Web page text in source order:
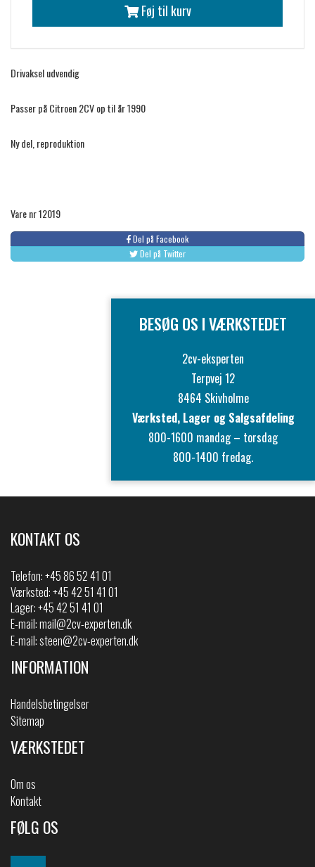
Føj til kurv
Drivaksel udvendig
Passer på Citroen 2CV op til år 1990
Ny del, reproduktion
Vare nr 12019
Del på Facebook
Del på Twitter
BESØG OS I VÆRKSTEDET
2cv-eksperten
Terpvej 12
8464 Skivholme
Værksted, Lager og Salgsafdeling
800-1600 mandag – torsdag
800-1400 fredag.
KONTAKT OS
Telefon:+45 86 52 41 01
Værksted: +45 42 51 41 01
Lager: +45 42 51 41 01
E-mail:mail@2cv-experten.dk
E-mail:steen@2cv-experten.dk
INFORMATION
Handelsbetingelser
Sitemap
VÆRKSTEDET
Om os
Kontakt
FØLG OS